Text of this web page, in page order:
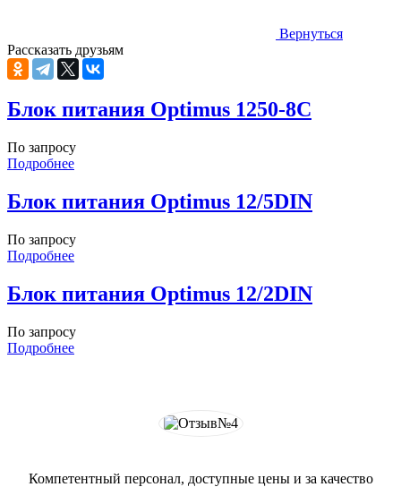
Вернуться
Рассказать друзьям
Блок питания Optimus 1250-8C
По запросу
Подробнее
Блок питания Optimus 12/5DIN
По запросу
Подробнее
Блок питания Optimus 12/2DIN
По запросу
Подробнее
Компетентный персонал, доступные цены и за качество